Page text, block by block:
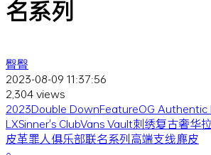
名系列
臀臀
2023-08-09 11:37:56
2,304 views
2023Double DownFeatureOG Authentic
LXSinner's ClubVans Vault刺绣复古奢华
皮革罪人俱乐部联名系列高端支线麂皮